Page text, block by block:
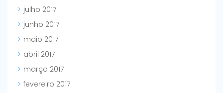
julho 2017
junho 2017
maio 2017
abril 2017
março 2017
fevereiro 2017